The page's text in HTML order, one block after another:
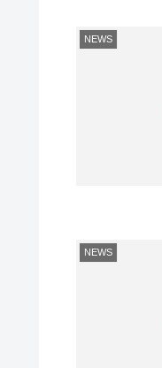
NEWS
NEWS